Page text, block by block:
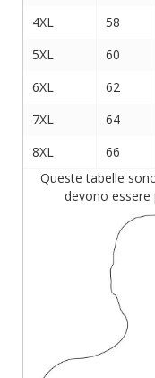
4XL
58
5XL
60
6XL
62
7XL
64
8XL
66
Queste tabelle
devono essere